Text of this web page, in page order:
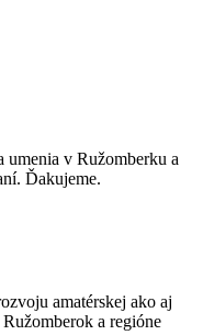
v Ružomberku a
Ďakujeme.
amatérskej ako aj
a regióne